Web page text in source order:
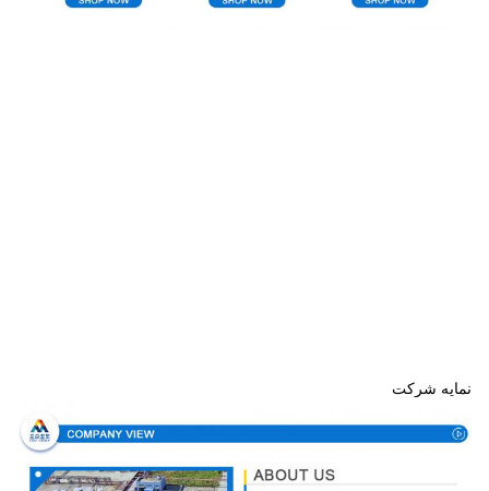
نمایه شرکت